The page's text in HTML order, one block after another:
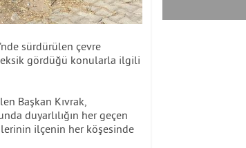
sürdürülen çevre
eksik gördüğü konularla ilgili
Başkan Kıvrak,
duyarlılığın her geçen
ilçenin her köşesinde